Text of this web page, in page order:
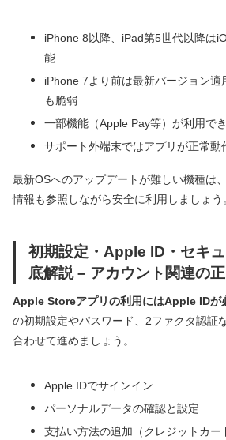
iPhone 8以降、iPad第5世代以降は
能
iPhone 7より前は最新バージョン適
も脆弱
一部機能（Apple Pay等）が利用で
サポート外端末ではアプリが正常動
最新OSへのアップデートが難しい機種は
情報も参照しながら安全に利用しましょう
初期設定・Apple ID・セキ
底解説 – アカウント関連の
Apple Storeアプリの利用にはApple IDが
の初期設定やパスワード、2ファクタ認証
合わせて進めましょう。
Apple IDでサインイン
パーソナルデータの確認と設定
支払い方法の追加（クレジットカー